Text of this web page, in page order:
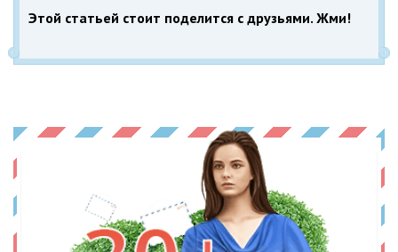
Этой статьей стоит поделится с друзьями. Жми!